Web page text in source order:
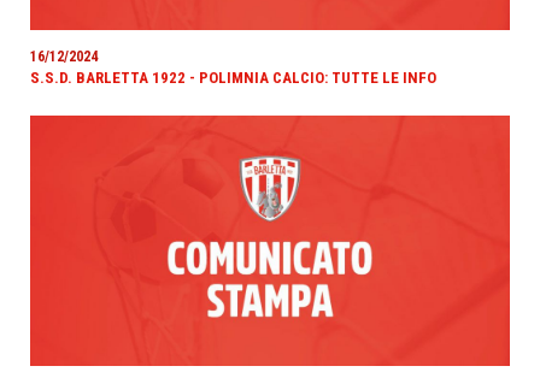
16/12/2024
S.S.D. BARLETTA 1922 - POLIMNIA CALCIO: TUTTE LE INFO